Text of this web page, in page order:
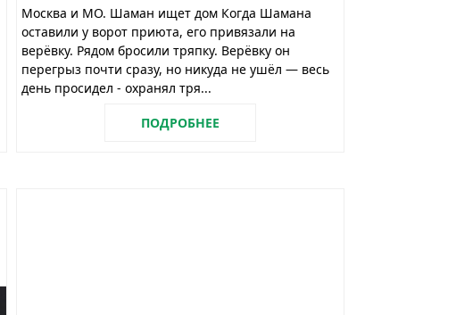
Москва и МО. Шаман ищет дом Когда Шамана
оставили у ворот приюта, его привязали на
верёвку. Рядом бросили тряпку. Верёвку он
перегрыз почти сразу, но никуда не ушёл — весь
день просидел - охранял тря...
ПОДРОБНЕЕ